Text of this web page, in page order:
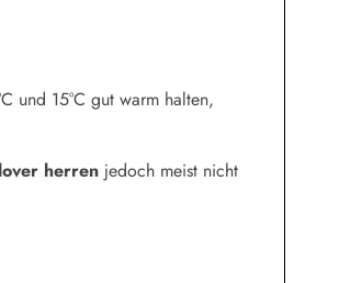
und 15°C gut warm halten,
herren jedoch meist nicht